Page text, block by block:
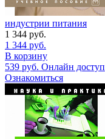
индустрии питания
1 344 руб.
1 344 руб.
В корзину
539 руб. Онлайн доступ
Ознакомиться